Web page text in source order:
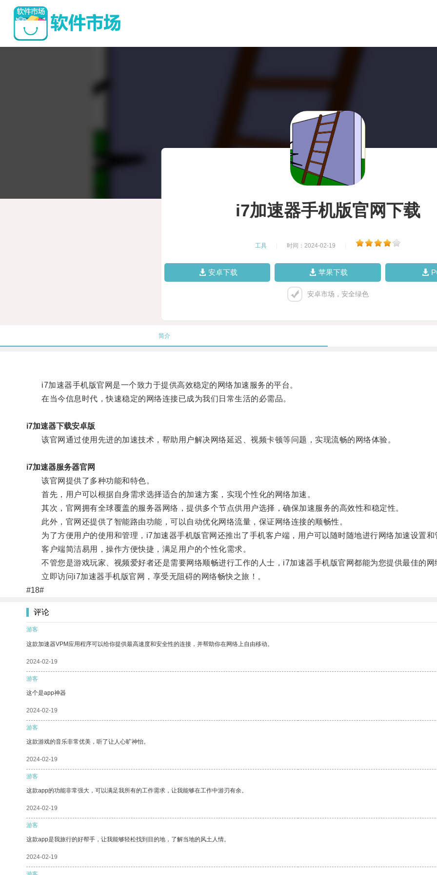
i7加速器手机版官网下载
工具 时间：2024-02-19
安卓下载 苹果下载
安卓市场，安全绿色
简介
i7加速器手机版官网是一个致力于提供高效稳定的网络加速服务的平台。
在当今信息时代，快速稳定的网络连接已成为我们日常生活的必需品。
i7加速器下载安卓版
该官网通过使用先进的加速技术，帮助用户解决网络延迟、视频卡顿等问题，实现流畅的网络体验。
i7加速器服务器官网
该官网提供了多种功能和特色。
首先，用户可以根据自身需求选择适合的加速方案，实现个性化的网络加速。
其次，官网拥有全球覆盖的服务器网络，提供多个节点供用户选择，确保加速服务的高效性和稳定性。
此外，官网还提供了智能路由功能，可以自动优化网络流量，保证网络连接的顺畅性。
为了方便用户的使用和管理，i7加速器手机版官网还推出了手机客户端，用户可以随时随地进行网络加速设置和
客户端简洁易用，操作方便快捷，满足用户的个性化需求。
不管您是游戏玩家、视频爱好者还是需要网络顺畅进行工作的人士，i7加速器手机版官网都能为您提供最佳的网
立即访问i7加速器手机版官网，享受无阻碍的网络畅快之旅！。
#18#
评论
游客
这款加速器VPM应用程序可以给你提供最高速度和安全性的连接，并帮助你在网络上自由移动。
2024-02-19
游客
这个是app神器
2024-02-19
游客
这款游戏的音乐非常优美，听了让人心旷神怡。
2024-02-19
游客
这款app的功能非常强大，可以满足我所有的工作需求，让我能够在工作中游刃有余。
2024-02-19
游客
这款app是我旅行的好帮手，让我能够轻松找到目的地，了解当地的风土人情。
2024-02-19